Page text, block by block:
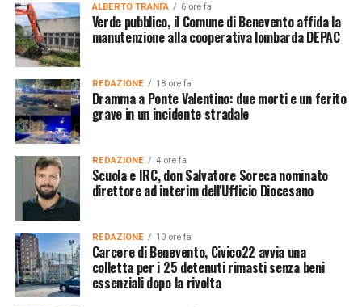
ALBERTO TRANFA 6 ore fa
Verde pubblico, il Comune di Benevento affida la
manutenzione alla cooperativa lombarda DEPAC
REDAZIONE 18 ore fa
Dramma a Ponte Valentino: due morti e un ferito
grave in un incidente stradale
REDAZIONE 4 ore fa
Scuola e IRC, don Salvatore Soreca nominato
direttore ad interim dell'Ufficio Diocesano
REDAZIONE 10 ore fa
Carcere di Benevento, Civico22 avvia una
colletta per i 25 detenuti rimasti senza beni
essenziali dopo la rivolta